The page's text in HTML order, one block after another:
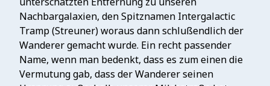
Nachbargalaxien, den Spitznamen Intergalactic
Tramp (Streuner) woraus dann schlußendlich der
Wanderer gemacht wurde. Ein recht passender
Name, wenn man bedenkt, dass es zum einen die
Vermutung gab, dass der Wanderer seinen